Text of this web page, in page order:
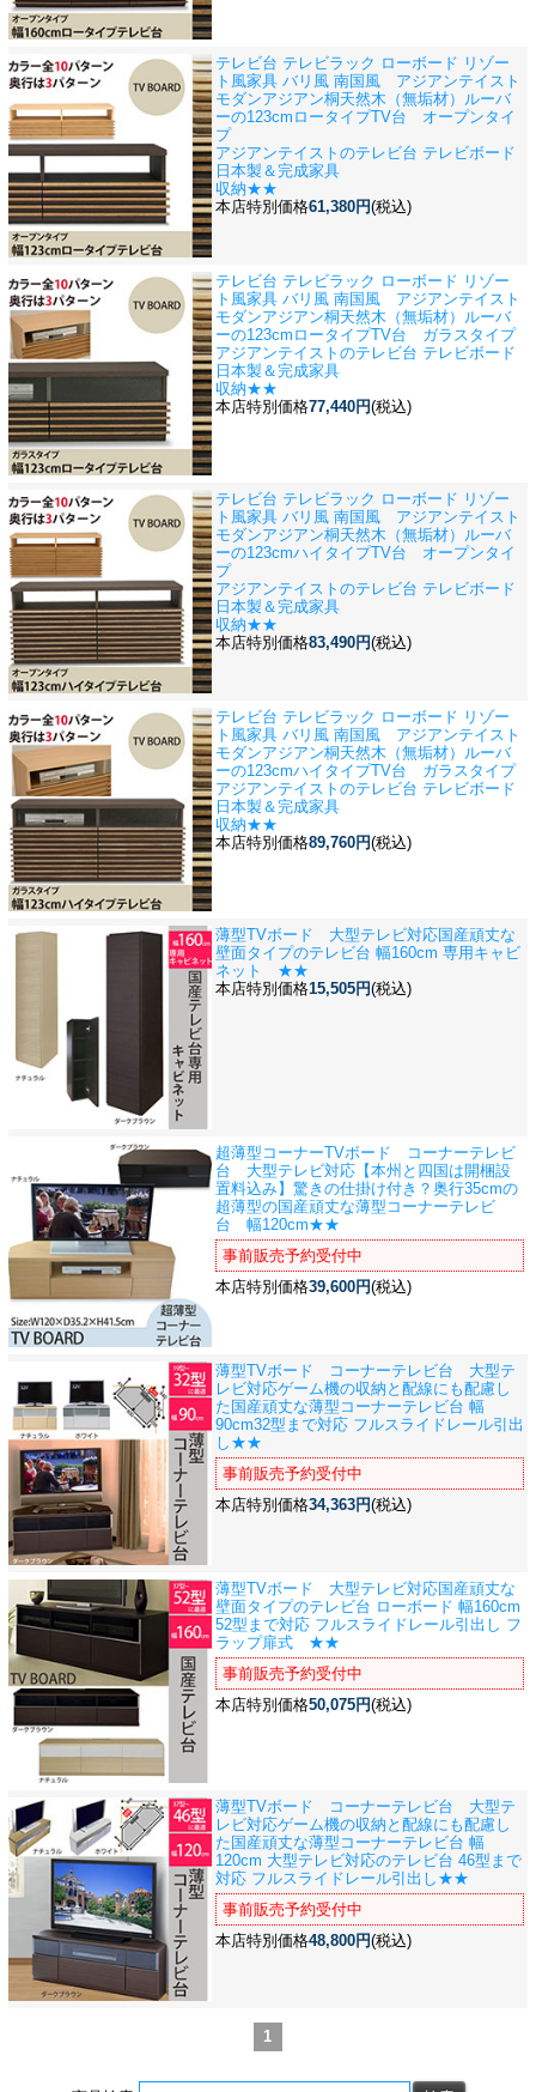
テレビ台 テレビラック ローボード リゾー
ト風家具 バリ風 南国風 アジアンテイスト
モダンアジアン桐天然木（無垢材）ルーバ
ーの123cmロータイプTV台 オープンタイ
プ
アジアンテイストのテレビ台 テレビボード
日本製＆完成家具
収納★★
本店特別価格61,380円(税込)
テレビ台 テレビラック ローボード リゾー
ト風家具 バリ風 南国風 アジアンテイスト
モダンアジアン桐天然木（無垢材）ルーバ
ーの123cmロータイプTV台 ガラスタイプ
アジアンテイストのテレビ台 テレビボード
日本製＆完成家具
収納★★
本店特別価格77,440円(税込)
テレビ台 テレビラック ローボード リゾー
ト風家具 バリ風 南国風 アジアンテイスト
モダンアジアン桐天然木（無垢材）ルーバ
ーの123cmハイタイプTV台 オープンタイ
プ
アジアンテイストのテレビ台 テレビボード
日本製＆完成家具
収納★★
本店特別価格83,490円(税込)
テレビ台 テレビラック ローボード リゾー
ト風家具 バリ風 南国風 アジアンテイスト
モダンアジアン桐天然木（無垢材）ルーバ
ーの123cmハイタイプTV台 ガラスタイプ
アジアンテイストのテレビ台 テレビボード
日本製＆完成家具
収納★★
本店特別価格89,760円(税込)
薄型TVボード 大型テレビ対応国産頑丈な
壁面タイプのテレビ台 幅160cm 専用キャビ
ネット ★★
本店特別価格15,505円(税込)
超薄型コーナーTVボード コーナーテレビ
台 大型テレビ対応 【本州と四国は開梱設
置料込み】驚きの仕掛け付き？奥行35cmの
超薄型の国産頑丈な薄型コーナーテレビ
台 幅120cm★★
事前販売予約受付中
本店特別価格39,600円(税込)
薄型TVボード コーナーテレビ台 大型テ
レビ対応ゲーム機の収納と配線にも配慮し
た国産頑丈な薄型コーナーテレビ台 幅
90cm32型まで対応 フルスライドレール引出
し★★
事前販売予約受付中
本店特別価格34,363円(税込)
薄型TVボード 大型テレビ対応国産頑丈な
壁面タイプのテレビ台 ローボード 幅160cm
52型まで対応 フルスライドレール引出し フ
ラップ扉式 ★★
事前販売予約受付中
本店特別価格50,075円(税込)
薄型TVボード コーナーテレビ台 大型テ
レビ対応ゲーム機の収納と配線にも配慮し
た国産頑丈な薄型コーナーテレビ台 幅
120cm 大型テレビ対応のテレビ台 46型まで
対応 フルスライドレール引出し★★
事前販売予約受付中
本店特別価格48,800円(税込)
1